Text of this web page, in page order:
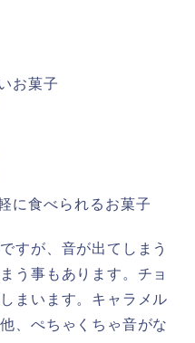
お菓子
に食べられるお菓子
すが、音が出てしまう
う事もあります。チョ
まいます。キャラメル
、ぺちゃくちゃ音がな